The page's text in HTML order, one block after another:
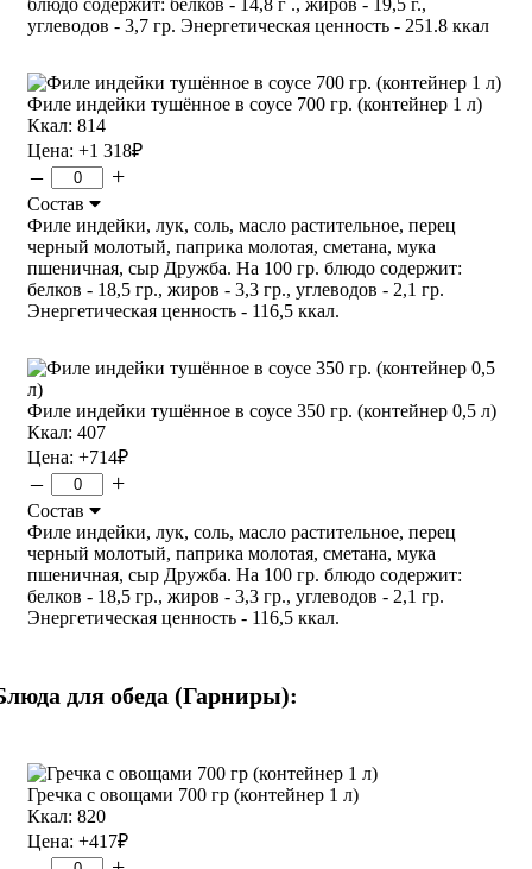
углеводов - 3,7 гр. Энергетическая ценность - 251.8 ккал
Филе индейки тушённое в соусе 700 гр. (контейнер 1 л)
Ккал: 814
Цена: +1 318₽
– +
Состав
Филе индейки, лук, соль, масло растительное, перец
черный молотый, паприка молотая, сметана, мука
пшеничная, сыр Дружба. На 100 гр. блюдо содержит:
белков - 18,5 гр., жиров - 3,3 гр., углеводов - 2,1 гр.
Энергетическая ценность - 116,5 ккал.
Филе индейки тушённое в соусе 350 гр. (контейнер 0,5 л)
Ккал: 407
Цена: +714₽
– +
Состав
Филе индейки, лук, соль, масло растительное, перец
черный молотый, паприка молотая, сметана, мука
пшеничная, сыр Дружба. На 100 гр. блюдо содержит:
белков - 18,5 гр., жиров - 3,3 гр., углеводов - 2,1 гр.
Энергетическая ценность - 116,5 ккал.
для обеда (Гарниры):
Гречка с овощами 700 гр (контейнер 1 л)
Ккал: 820
Цена: +417₽